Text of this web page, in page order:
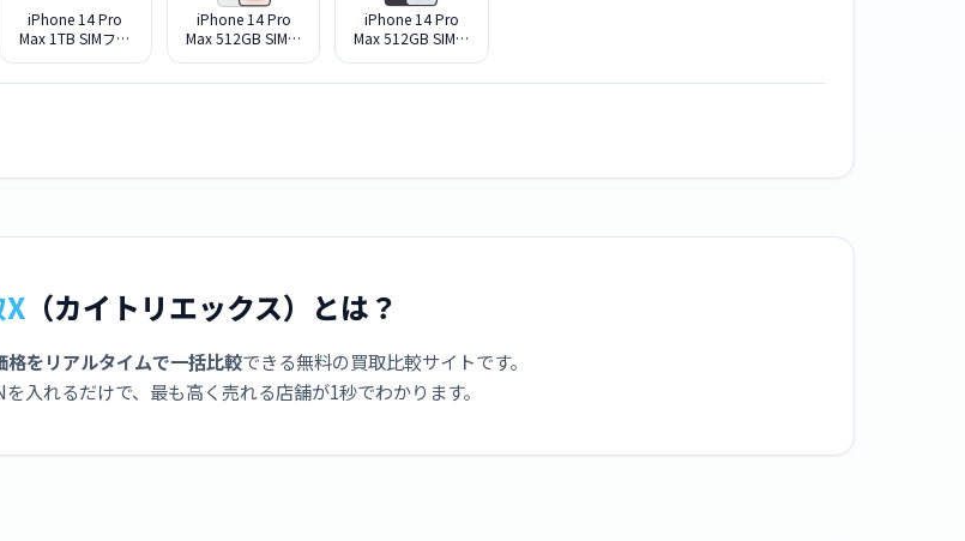
iPhone 14 Pro
Max 1TB SIMフリ
iPhone 14 Pro
Max 512GB SIMフ
iPhone 14 Pro
Max 512GB SIMフ
（カイトリエックス）とは？
格をリアルタイムで一括比較できる無料の買取比較サイトです。
入れるだけで、最も高く売れる店舗が1秒でわかります。